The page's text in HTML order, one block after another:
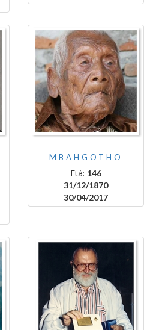
MBAHGOTHO
Età: 146
31/12/1870
30/04/2017